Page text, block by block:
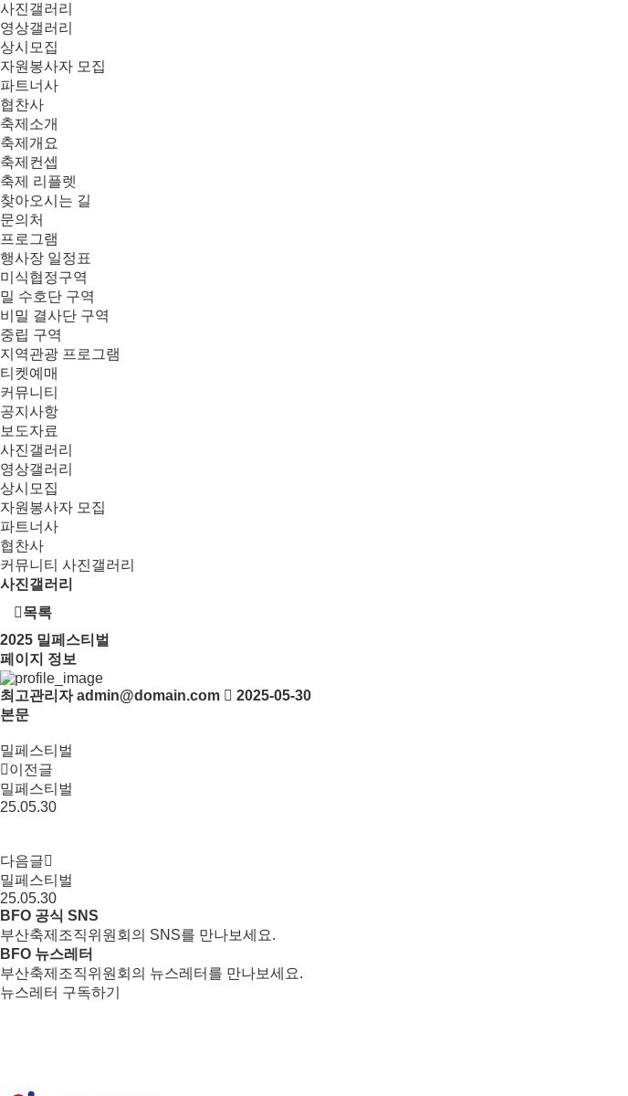
사진갤러리
영상갤러리
상시모집
자원봉사자 모집
파트너사
협찬사
축제소개
축제개요
축제컨셉
축제 리플렛
찾아오시는 길
문의처
프로그램
행사장 일정표
미식협정구역
밀 수호단 구역
비밀 결사단 구역
중립 구역
지역관광 프로그램
티켓예매
커뮤니티
공지사항
보도자료
사진갤러리
영상갤러리
상시모집
자원봉사자 모집
파트너사
협찬사
커뮤니티 사진갤러리
사진갤러리
목록
2025 밀페스티벌
페이지 정보
최고관리자 admin@domain.com
2025-05-30
본문
밀페스티벌
이전글
밀페스티벌
25.05.30
다음글
밀페스티벌
25.05.30
BFO 공식 SNS
부산축제조직위원회의 SNS를 만나보세요.
BFO 뉴스레터
부산축제조직위원회의 뉴스레터를 만나보세요.
뉴스레터 구독하기